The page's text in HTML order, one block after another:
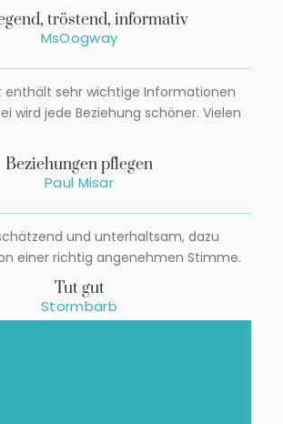
tröstend, informativ
MsOogway
enthält sehr wichtige Informationen
wird jede Beziehung schöner. Vielen
Beziehungen pflegen
Paul Misar
und unterhaltsam, dazu
einer richtig angenehmen Stimme.
Tut gut
Stormbarb